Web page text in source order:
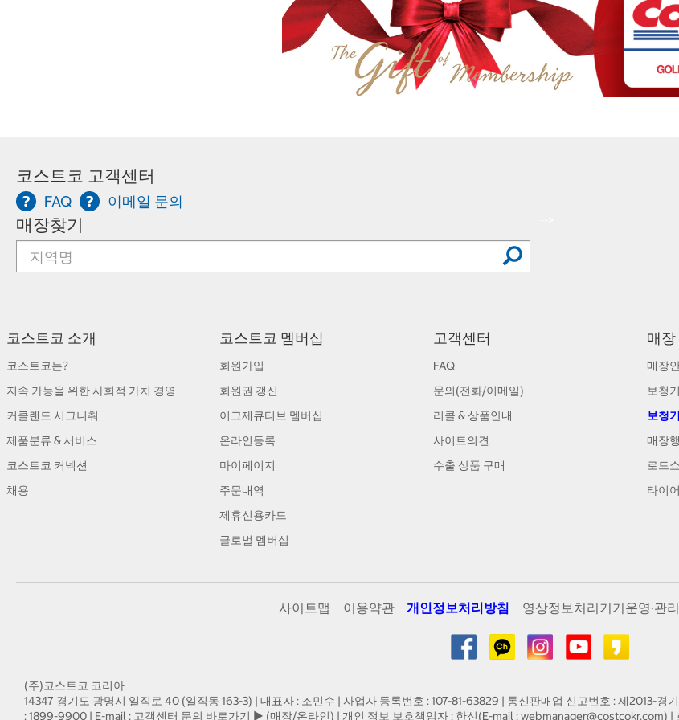
코스트코 고객센터
FAQ 이메일 문의
매장찾기
코스트코 소개
코스트코는?
지속 가능을 위한 사회적 가치 경영
커클랜드 시그니춰
제품분류 & 서비스
코스트코 커넥션
채용
코스트코 멤버십
회원가입
회원권 갱신
이그제큐티브 멤버십
온라인등록
마이페이지
주문내역
제휴신용카드
글로벌 멤버십
고객센터
FAQ
문의(전화/이메일)
리콜 & 상품안내
사이트의견
수출 상품 구매
매
매장
보청
보청
매장
로드
타이어
사이트맵 이용약관 개인정보처리방침 영상정보처리기기운영·관
(주)코스트코 코리아
14347 경기도 광명시 일직로 40 (일직동 163-3) | 대표자 : 조민수 | 사업자 등록번호 : 107-81-63829 | 통신판매업 신고번호 : 제2013-경
: 1899-9900 | E-mail : 고객센터 문의 바로가기 ▶ (매장/온라인) | 개인 정보 보호책임자 : 한신(E-mail :webmanager@costcokr.com) |